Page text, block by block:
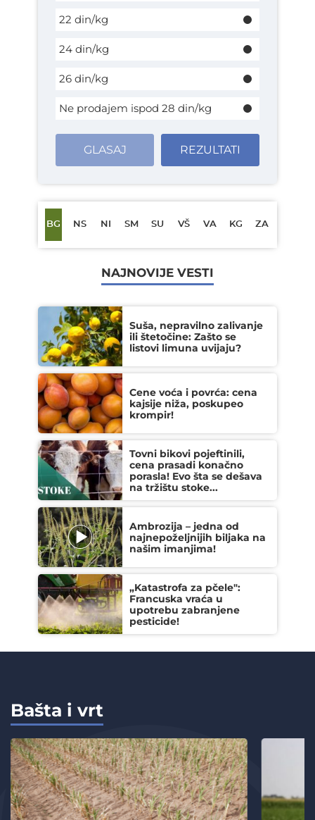
22 din/kg
24 din/kg
26 din/kg
Ne prodajem ispod 28 din/kg
GLASAJ REZULTATI
BG NS NI SM SU VŠ VA KG ZA
NAJNOVIJE VESTI
Suša, nepravilno zalivanje
ili štetočine: Zašto se
listovi limuna uvijaju?
Cene voća i povrća: cena
kajsije niža, poskupeo
krompir!
Tovni bikovi pojeftinili,
cena prasadi konačno
porasla! Evo šta se dešava
na tržištu stoke...
Ambrozija – jedna od
najnepoželjnijih biljaka na
našim imanjima!
„Katastrofa za pčele":
Francuska vraća u
upotrebu zabranjene
pesticide!
Bašta i vrt